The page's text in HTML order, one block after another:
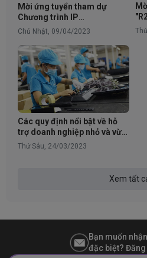
Mời ứng tuyển tham dự
Chương trình IP
Management Clinic năm
Chủ Nhật, 09/04/2023
Các quy định nổi bật về hỗ
trợ doanh nghiệp nhỏ và vừa
năm 2023
Thứ Sáu, 24/03/2023
Xem tất
Bạn muốn
đặc biệt? Đăng